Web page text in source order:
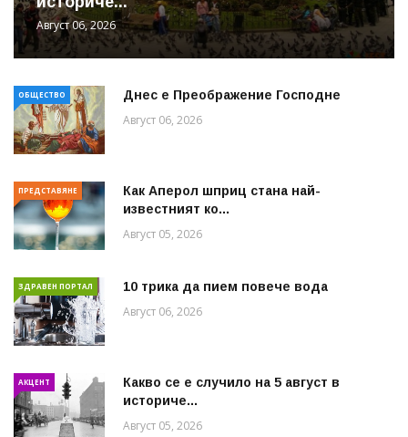
Август 06, 2026
ОБЩЕСТВО Днес е Преображение Господне
Август 06, 2026
ПРЕДСТАВЯНЕ
Как Аперол шприц стана най-
известният ко...
Август 05, 2026
ЗДРАВЕН ПОРТАЛ 10 трика да пием повече вода
Август 06, 2026
АКЦЕНТ
Какво се е случило на 5 август в
историче...
Август 05, 2026